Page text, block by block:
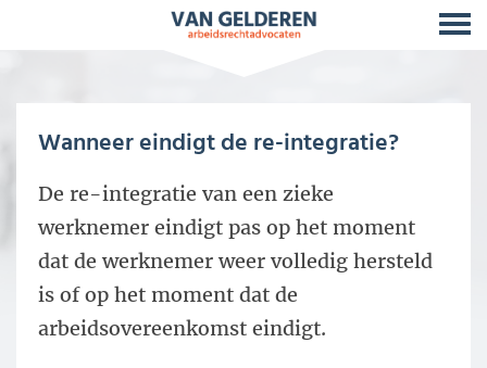
Wanneer eindigt de re-integratie?
De re-integratie van een zieke
werknemer eindigt pas op het moment
dat de werknemer weer volledig hersteld
is of op het moment dat de
arbeidsovereenkomst eindigt.